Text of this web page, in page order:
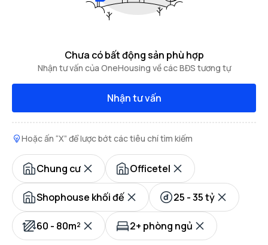
Chưa có bất động sản phù hợp
Nhận tư vấn của OneHousing về các BĐS tương tự
Nhận tư vấn
Hoặc ấn “X” để lược bớt các tiêu chí tìm kiếm
Chung cư Officetel
Shophouse khối đế 25 - 35 tỷ
60 - 80m² 2+ phòng ngủ